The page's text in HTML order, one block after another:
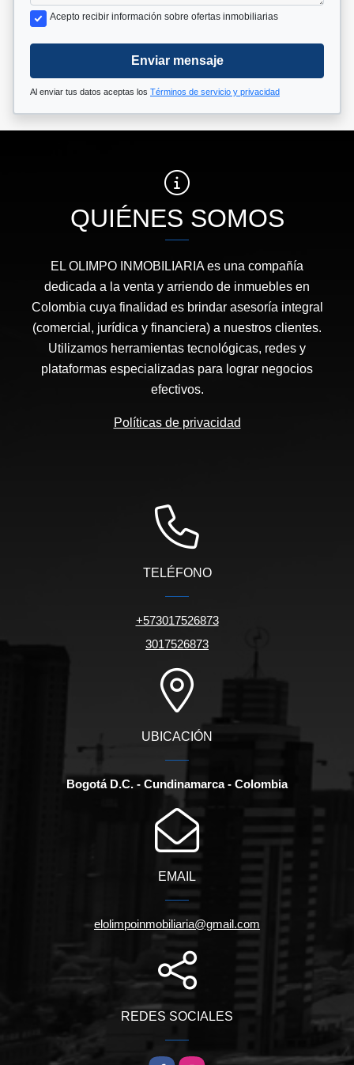
Acepto recibir información sobre ofertas inmobiliarias
Enviar mensaje
Al enviar tus datos aceptas los Términos de servicio y privacidad
QUIÉNES SOMOS
EL OLIMPO INMOBILIARIA es una compañía
dedicada a la venta y arriendo de inmuebles en
Colombia cuya finalidad es brindar asesoría integral
(comercial, jurídica y financiera) a nuestros clientes.
Utilizamos herramientas tecnológicas, redes y
plataformas especializadas para lograr negocios
efectivos.
Políticas de privacidad
TELÉFONO
+573017526873
3017526873
UBICACIÓN
Bogotá D.C. - Cundinamarca - Colombia
EMAIL
elolimpoinmobiliaria@gmail.com
REDES SOCIALES